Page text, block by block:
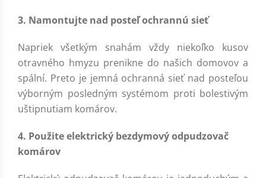
3. Namontujte nad posteľ ochrannú sieť
Napriek všetkým snahám vždy niekoľko kusov
otravného hmyzu prenikne do našich domovov a
spální. Preto je jemná ochranná sieť nad posteľou
výborným posledným systémom proti bolestivým
uštipnutiam komárov.
4. Použite elektrický bezdymový odpudzovač
komárov